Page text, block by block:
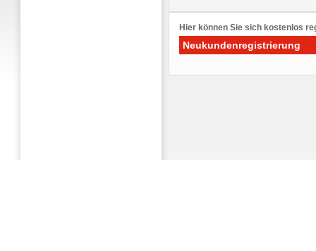
Hier können Sie sich kostenlos
Neukundenregistrierung